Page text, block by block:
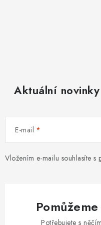
OŘECHY NATURAL /
OŘECHY NATURAL /
CELÉ NATURAL
OŘECHY NATURAL /
OŘECHY NATURAL /
Aktuální
E-mail
Vložením e-mailu souhlasíte s
Potřebujete s